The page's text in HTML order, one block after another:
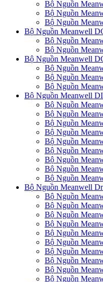
Bộ Nguồn
Bộ Nguồn
Bộ Nguồn
Bộ Nguồn Meanwell
Bộ Nguồn
Bộ Nguồn
Bộ Nguồn Meanwell
Bộ Nguồn
Bộ Nguồn
Bộ Nguồn
Bộ Nguồn Meanwell
Bộ Nguồn
Bộ Nguồn
Bộ Nguồn
Bộ Nguồn
Bộ Nguồn
Bộ Nguồn
Bộ Nguồn
Bộ Nguồn
Bộ Nguồn
Bộ Nguồn Meanwell
Bộ Nguồn
Bộ Nguồn
Bộ Nguồn
Bộ Nguồn
Bộ Nguồn
Bộ Nguồn
Bộ Nguồn
Bộ Nguồn
Bộ Nguồn
Bộ Nguồn